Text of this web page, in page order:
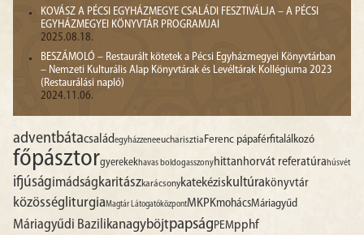
KOVÁSZ A PÉCSI EGYHÁZMEGYE CSALÁDI FESZTIVÁLJA – A PÉCSI
EGYHÁZMEGYEI KÖNYVTÁR PROGRAMJAI
2025.08.18.
BESZÁMOLÓ – Restaurált kötetek a Pécsi Egyházmegyei Könyvtárban
– Nemzeti Kulturális Alap Könyvtárak és Levéltárak Kollégiuma 2023
(Restaurálási napló)
2024.11.06.
adventbátacsaládegyházzeneeucharisztiaFerenc pápaférfitalálkozó
főpásztorgyerekekhavas boldogasszonyhittanhorvát referatúrahúsvét
ifjúságimádságkaritászkarácsonykatekéziskultúrakönyvtár
közösségliturgiaMagtár LátogatóközpontMKPKmohácsMáriagyűd
Máriagyűdi BazilikanagyböjtpapságPEMpphf